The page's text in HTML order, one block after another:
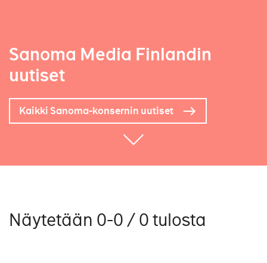
Sanoma Media Finlandin
uutiset
Kaikki Sanoma-konsernin uutiset
Näytetään 0-0 / 0 tulosta